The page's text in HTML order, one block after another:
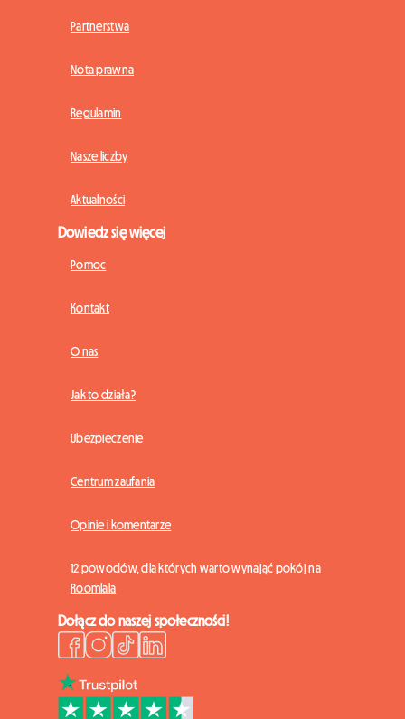
Partnerstwa
Nota prawna
Regulamin
Nasze liczby
Aktualności
Dowiedz się więcej
Pomoc
Kontakt
O nas
Jak to działa?
Ubezpieczenie
Centrum zaufania
Opinie i komentarze
12 powodów, dla których warto wynająć pokój na
Roomlala
Dołącz do naszej społeczności!